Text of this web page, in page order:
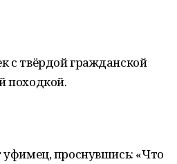
с твёрдой гражданской
походкой.
проснувшись: «Что